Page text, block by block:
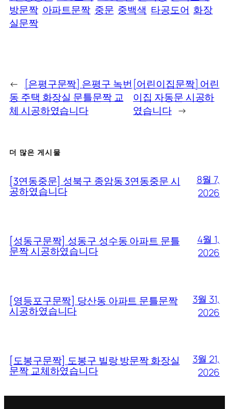
방문짝 아파트문짝 중문 중백색 타공도어 화장
실문짝
←
[은평구문짝] 은평구 녹번
동 주택 화장실 문틀문짝 교
체 시공하였습니다
[어린이집문짝] 어린
이집 자동문 시공하
였습니다 →
더 많은 게시물
[3연동중문] 성북구 종암동 3연동중문 시
공하였습니다
8월 7,
2026
[성동구문짝] 성동구 성수동 아파트 문틀
문짝 시공하였습니다
4월 1,
2026
[영등포구문짝] 당산동 아파트 문틀문짝
시공하였습니다
3월 31,
2026
[도봉구문짝] 도봉구 빌랑 방문짝 화장실
문짝 교체하였습니다
3월 21,
2026